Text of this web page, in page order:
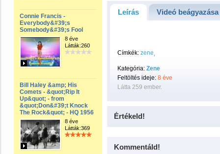
Connie Francis -
Everybody&#39;s
Somebody&#39;s Fool
8 éve
Látták:260
Bill Haley &amp; His
Comets - &quot;Rip It
Up&quot; - from
&quot;Don&#39;t Knock
The Rock&quot; - HQ 1956
8 éve
Látták:369
Leírás Videó beágyazása
Címkék: zene
Kategória: Zene
Feltöltés ideje: 8 éve
Látta 259 ember.
Értékeld!
Kommentáld!